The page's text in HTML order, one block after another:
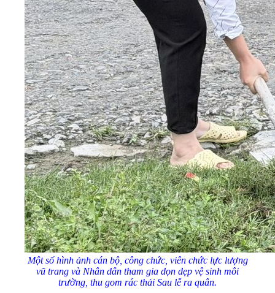
Một số hình ảnh cán bộ, công chức, viên chức lực lượng
vũ trang và Nhân dân tham gia dọn dẹp vệ sinh môi
trường, thu gom rác thải Sau lễ ra quân.